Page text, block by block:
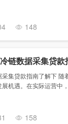
148
链数据采集贷款
集贷款指南了解下
机遇。在实际运营中
158